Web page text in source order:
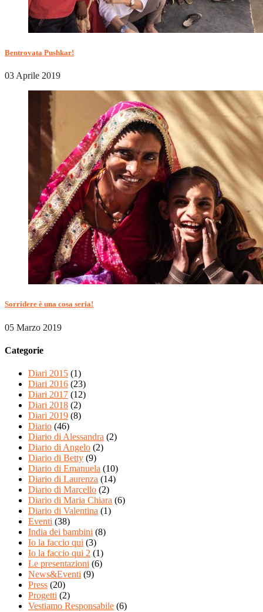
Bentrovata Pushkar!
03 Aprile 2019
Sorridere è una cosa seria!
05 Marzo 2019
Categorie
Diari 2015 (1)
Diari 2016 (23)
Diari 2017 (12)
Diari 2018 (2)
Diari 2019 (8)
Diario (46)
Diario di Alessandra (2)
Diario di Angelo (2)
Diario di Betty (9)
Diario di Emanuela (10)
Diario di Laurenza (14)
Diario di Marcello (2)
Diario di Maria Chiara (6)
Diario di Valentina (1)
Eventi (38)
India dei bambini (8)
Io la faccio qui (3)
Io la faccio qui 2 (1)
Le presentazioni (6)
News&Eventi (9)
Press (20)
Progetti (2)
Vestiamo Responsabile (6)